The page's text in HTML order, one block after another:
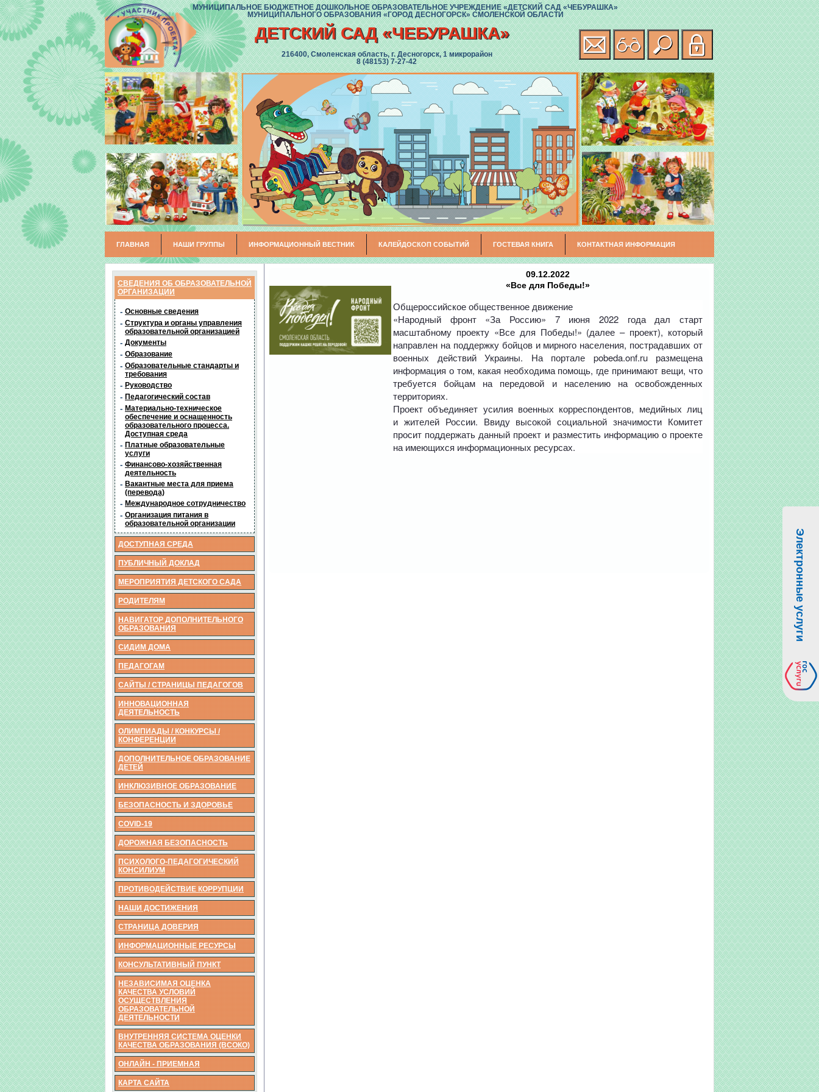
216400, Смоленская область, г. Десногорск, 1 микрорайон
8 (48153) 7-27-42
ДЕТСКИЙ САД «ЧЕБУРАШКА»
МУНИЦИПАЛЬНОЕ БЮДЖЕТНОЕ ДОШКОЛЬНОЕ ОБРАЗОВАТЕЛЬНОЕ УЧРЕЖДЕНИЕ «ДЕТСКИЙ САД «ЧЕБУРАШКА»
МУНИЦИПАЛЬНОГО ОБРАЗОВАНИЯ «ГОРОД ДЕСНОГОРСК» СМОЛЕНСКОЙ ОБЛАСТИ
ГЛАВНАЯ НАШИ ГРУППЫ ИНФОРМАЦИОННЫЙ ВЕСТНИК КАЛЕЙДОСКОП СОБЫТИЙ ГОСТЕВАЯ КНИГА КОНТАКТНАЯ ИНФОРМАЦИЯ
СВЕДЕНИЯ ОБ ОБРАЗОВАТЕЛЬНОЙ
ОРГАНИЗАЦИИ
- Основные сведения
- Структура и органы управления
образовательной организацией
- Документы
- Образование
- Образовательные стандарты и
требования
- Руководство
- Педагогический состав
- Материально-техническое
обеспечение и оснащенность
образовательного процесса.
Доступная среда
- Платные образовательные
услуги
- Финансово-хозяйственная
деятельность
- Вакантные места для приема
(перевода)
- Международное сотрудничество
- Организация питания в
образовательной организации
ДОСТУПНАЯ СРЕДА
ПУБЛИЧНЫЙ ДОКЛАД
МЕРОПРИЯТИЯ ДЕТСКОГО САДА
РОДИТЕЛЯМ
НАВИГАТОР ДОПОЛНИТЕЛЬНОГО
ОБРАЗОВАНИЯ
СИДИМ ДОМА
ПЕДАГОГАМ
САЙТЫ / СТРАНИЦЫ ПЕДАГОГОВ
ИННОВАЦИОННАЯ
ДЕЯТЕЛЬНОСТЬ
ОЛИМПИАДЫ / КОНКУРСЫ /
КОНФЕРЕНЦИИ
ДОПОЛНИТЕЛЬНОЕ ОБРАЗОВАНИЕ
ДЕТЕЙ
ИНКЛЮЗИВНОЕ ОБРАЗОВАНИЕ
БЕЗОПАСНОСТЬ И ЗДОРОВЬЕ
COVID-19
ДОРОЖНАЯ БЕЗОПАСНОСТЬ
ПСИХОЛОГО-ПЕДАГОГИЧЕСКИЙ
КОНСИЛИУМ
ПРОТИВОДЕЙСТВИЕ КОРРУПЦИИ
НАШИ ДОСТИЖЕНИЯ
СТРАНИЦА ДОВЕРИЯ
ИНФОРМАЦИОННЫЕ РЕСУРСЫ
КОНСУЛЬТАТИВНЫЙ ПУНКТ
НЕЗАВИСИМАЯ ОЦЕНКА
КАЧЕСТВА УСЛОВИЙ
ОСУЩЕСТВЛЕНИЯ
ОБРАЗОВАТЕЛЬНОЙ
ДЕЯТЕЛЬНОСТИ
ВНУТРЕННЯЯ СИСТЕМА ОЦЕНКИ
КАЧЕСТВА ОБРАЗОВАНИЯ (ВСОКО)
ОНЛАЙН - ПРИЕМНАЯ
КАРТА САЙТА
09.12.2022
«Все для Победы!»
Общероссийское общественное движение
«Народный фронт «За Россию» 7 июня 2022 года дал старт
масштабному проекту «Все для Победы!» (далее – проект), который
направлен на поддержку бойцов и мирного населения, пострадавших от
военных действий Украины. На портале pobeda.onf.ru размещена
информация о том, какая необходима помощь, где принимают вещи, что
требуется бойцам на передовой и населению на освобожденных
территориях.
Проект объединяет усилия военных корреспондентов, медийных лиц
и жителей России. Ввиду высокой социальной значимости Комитет
просит поддержать данный проект и разместить информацию о проекте
на имеющихся информационных ресурсах.
Электронные услуги